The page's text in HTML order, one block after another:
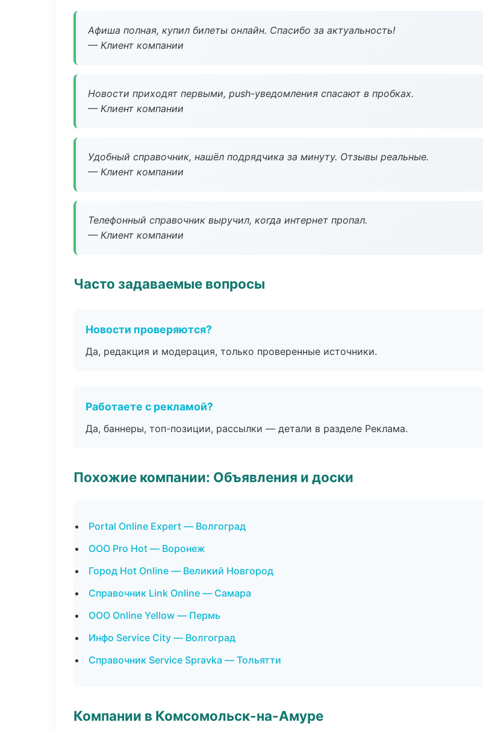
Афиша полная, купил билеты онлайн. Спасибо за актуальность!
— Клиент компании
Новости приходят первыми, push-уведомления спасают в пробках.
— Клиент компании
Удобный справочник, нашёл подрядчика за минуту. Отзывы реальные.
— Клиент компании
Телефонный справочник выручил, когда интернет пропал.
— Клиент компании
Часто задаваемые вопросы
Новости проверяются?
Да, редакция и модерация, только проверенные источники.
Работаете с рекламой?
Да, баннеры, топ-позиции, рассылки — детали в разделе Реклама.
Похожие компании: Объявления и доски
Portal Online Expert — Волгоград
ООО Pro Hot — Воронеж
Город Hot Online — Великий Новгород
Справочник Link Online — Самара
ООО Online Yellow — Пермь
Инфо Service City — Волгоград
Справочник Service Spravka — Тольятти
Компании в Комсомольск-на-Амуре